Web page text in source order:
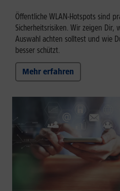
Öffentliche WLAN-Hotspots sind
Sicherheitsrisiken. Wir zeigen Dir,
Auswahl achten solltest und wie
besser schützt.
Mehr erfahren